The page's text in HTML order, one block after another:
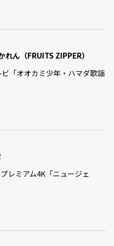
れん（FRUITS ZIPPER）
ビ「オオカミ少年・ハマダ歌謡
レミアム4K「ニュージェ